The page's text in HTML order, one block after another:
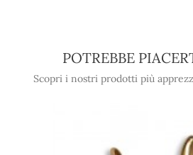
POTREBBE
Scopri i nostri prodotti più